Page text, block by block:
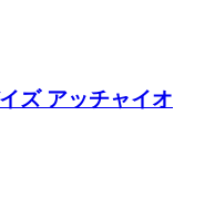
ズ アッチャイオ